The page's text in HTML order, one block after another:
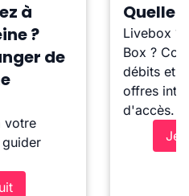
à
?
de
votre
Quelle
Livebox ?
Box ?
débits et
offres
d'accès.
Je